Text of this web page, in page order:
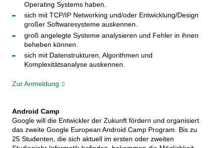
Operating Systems haben.
sich mit TCP/IP Networking und/oder Entwicklung/Design
großer Softwaresysteme auskennen.
groß angelegte Systeme analysieren und Fehler in ihnen
beheben können.
sich mit Datenstrukturen, Algorithmen und
Komplexitätsanalyse auskennen.
Zur Anmeldung
Android Camp
Google will die Entwickler der Zukunft fördern und organisiert
das zweite Google European Android Camp Program. Bis zu
25 Studenten, die sich aktuell im ersten oder zweiten